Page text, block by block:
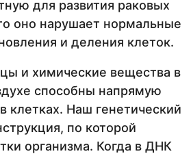
для развития раковых
оно нарушает нормальные
и деления клеток.
и химические вещества в
способны напрямую
клетках. Наш генетический
по которой
организма. Когда в ДНК